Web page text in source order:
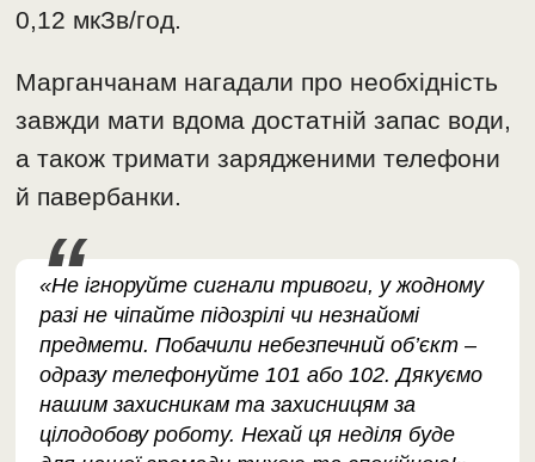
0,12 мкЗв/год.
Марганчанам нагадали про необхідність
завжди мати вдома достатній запас води,
а також тримати зарядженими телефони
й павербанки. ​
«Не ігноруйте сигнали тривоги, у жодному
разі не чіпайте підозрілі чи незнайомі
предмети. Побачили небезпечний об’єкт –
одразу телефонуйте 101 або 102. Дякуємо
нашим захисникам та захисницям за
цілодобову роботу. Нехай ця неділя буде